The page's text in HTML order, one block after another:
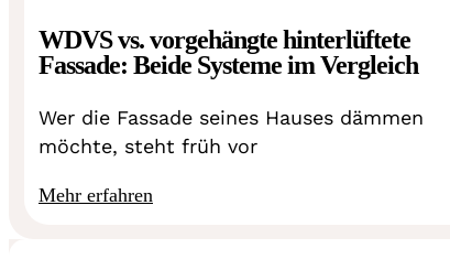
WDVS vs. vorgehängte hinterlüftete
Fassade: Beide Systeme im Vergleich
Wer die Fassade seines Hauses dämmen
möchte, steht früh vor
Mehr erfahren